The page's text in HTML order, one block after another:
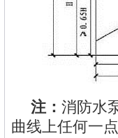
注： 消防水
曲线上任何一